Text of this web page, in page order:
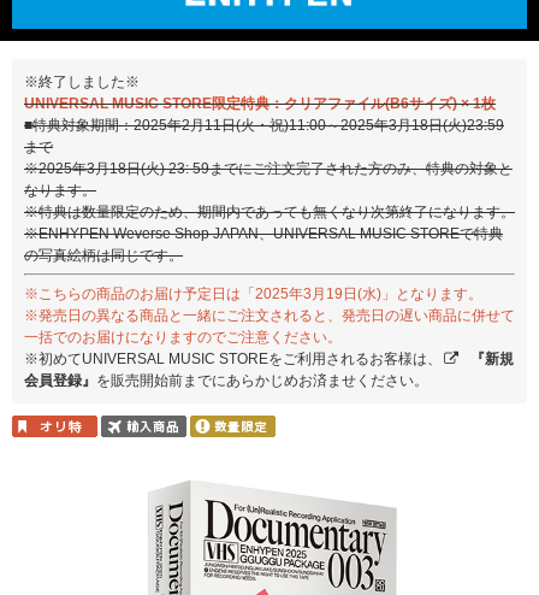
※終了しました※
UNIVERSAL MUSIC STORE限定特典：クリアファイル(B6サイズ) × 1枚
■特典対象期間：2025年2月11日(火・祝)11:00～2025年3月18日(火)23:59
まで
※2025年3月18日(火) 23: 59までにご注文完了された方のみ、特典の対象と
なります。
※特典は数量限定のため、期間内であっても無くなり次第終了になります。
※ENHYPEN Weverse Shop JAPAN、UNIVERSAL MUSIC STOREで特典
の写真絵柄は同じです。
※こちらの商品のお届け予定日は「2025年3月19日(水)」となります。
※発売日の異なる商品と一緒にご注文されると、発売日の遅い商品に併せて
一括でのお届けになりますのでご注意ください。
※初めてUNIVERSAL MUSIC STOREをご利用されるお客様は、
『新規
会員登録』 を販売開始前までにあらかじめお済ませください。